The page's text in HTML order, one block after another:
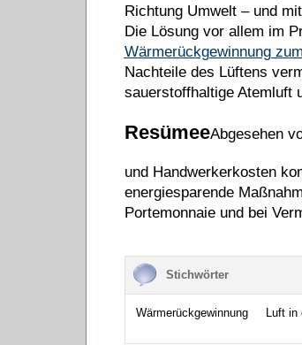
Richtung Umwelt – und
Die Lösung vor allem im
Wärmerückgewinnung
Nachteile des Lüftens
sauerstoffhaltige Atemluft
ResümeeAbgesehen
und Handwerkerkosten
energiesparende
Portemonnaie und bei
Stichwörter
Wärmerückgewinnung Luft in